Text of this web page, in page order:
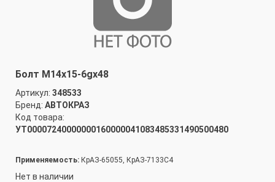
Болт М14х15-6gх48
Артикул: 348533
Бренд: АВТОКРАЗ
Код товара:
УТ00007240000000160000041083485331490500480
Применяемость: КрАЗ-65055, КрАЗ-7133С4
Нет в наличии